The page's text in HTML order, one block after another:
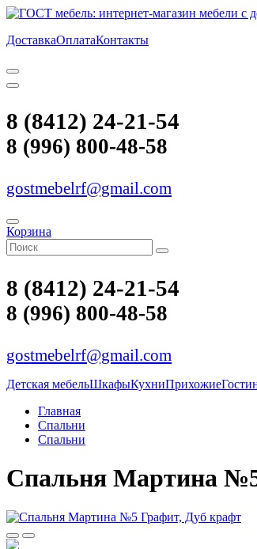
ДоставкаОплатаКонтакты
8 (8412) 24-21-54
8 (996) 800-48-58
gostmebelrf@gmail.com
Корзина
8 (8412) 24-21-54
8 (996) 800-48-58
gostmebelrf@gmail.com
Детская мебельШкафыКухниПрихожие
Главная
Спальни
Спальни
Спальня Мартина